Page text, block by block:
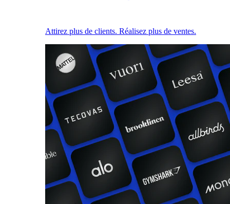
Attirez plus de clients. Réalisez plus de ventes.